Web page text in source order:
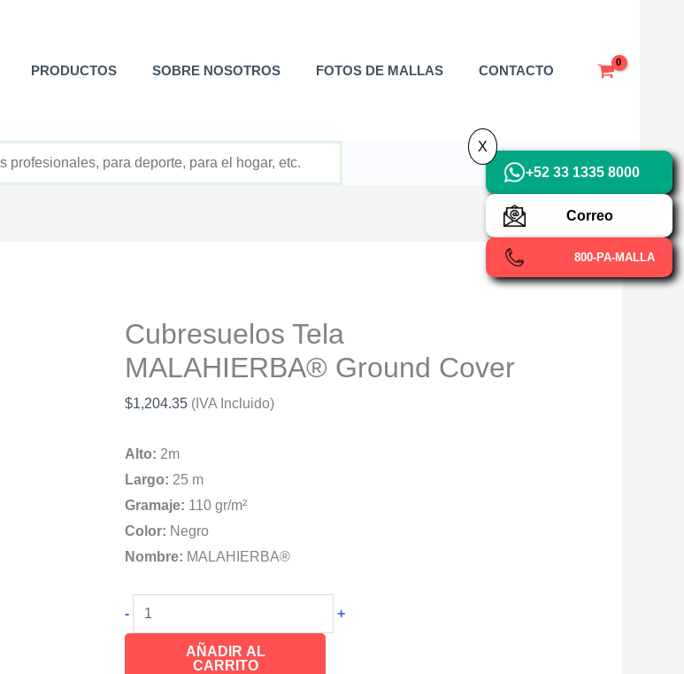
PRODUCTOS SOBRE NOSOTROS FOTOS DE MALLAS CONTACTO
Cubresuelos Tela
MALAHIERBA® Ground Cover
$1,204.35 (IVA Incluido)
Alto: 2m
Largo: 25 m
Gramaje: 110 gr/m²
Color: Negro
Nombre: MALAHIERBA®
-
Cubresuelos
Tela
MALAHIERBA®
+
AÑADIR AL
CARRITO
+52 33 1335 8000
Correo
800-PA-MALLA
X